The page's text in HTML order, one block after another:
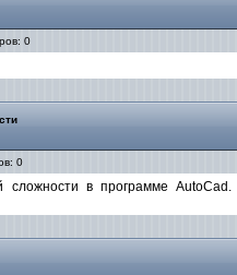
0
0
в программе AutoCad.